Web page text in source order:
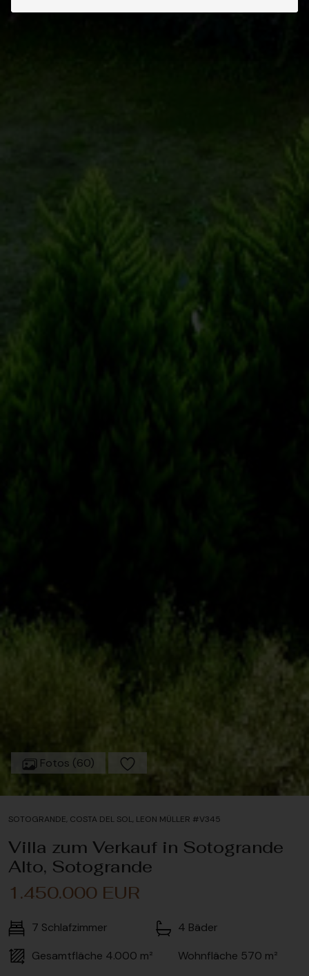
Fotos (60)
SOTOGRANDE, COSTA DEL SOL, LEON MÜLLER #V345
Villa zum Verkauf in Sotogrande
Alto, Sotogrande
1.450.000 EUR
7 Schlafzimmer 4 Bäder
Gesamtfläche 4.000 m² Wohnfläche 570 m²